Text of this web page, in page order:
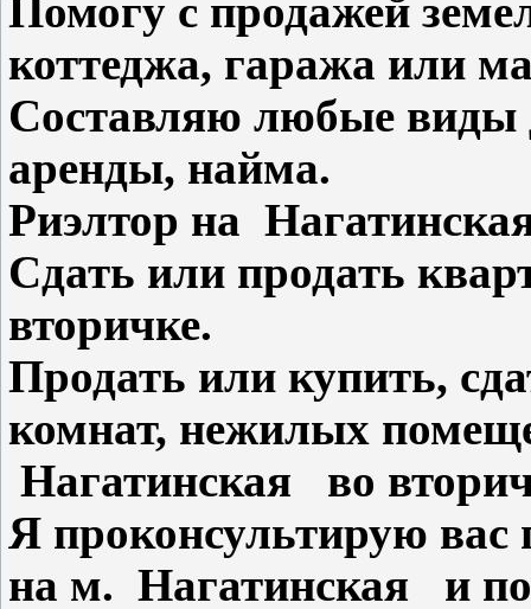
Помогу с продажей
коттеджа, гаража или
Составляю любые виды
аренды, найма.
Риэлтор на
Сдать или продать
вторичке.
Продать или купить,
комнат, нежилых
Нагатинская во
Я проконсультирую
на м. Нагатинская и